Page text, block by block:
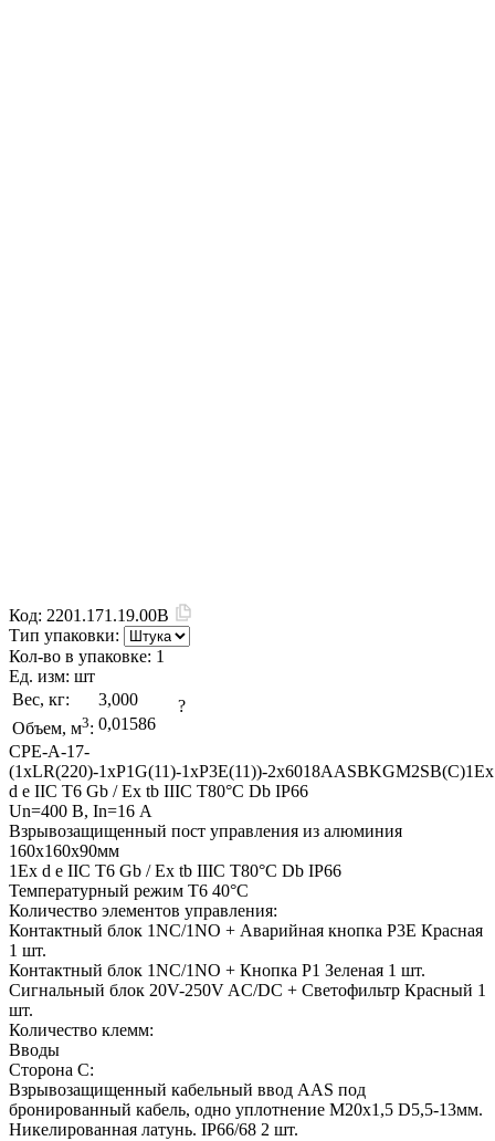
Код: 2201.171.19.00B
Тип упаковки:
Кол-во в упаковке: 1
Ед. изм: шт
Вес, кг:
3,000
Объем, м3: 0,01586
?
CPE-A-17-
(1xLR(220)-1xP1G(11)-1xP3E(11))-2x6018AASBKGM2SB(C)1Ex
d e IIC T6 Gb / Ex tb IIIC T80°C Db IP66
Un=400 В, In=16 А
Взрывозащищенный пост управления из алюминия
160x160x90мм
1Ex d e IIC T6 Gb / Ex tb IIIC T80°C Db IP66
Температурный режим T6 40°C
Количество элементов управления:
Контактный блок 1NC/1NO + Аварийная кнопка P3E Красная
1 шт.
Контактный блок 1NC/1NO + Кнопка P1 Зеленая 1 шт.
Сигнальный блок 20V-250V AC/DC + Светофильтр Красный 1
шт.
Количество клемм:
Вводы
Сторона C:
Взрывозащищенный кабельный ввод AAS под
бронированный кабель, одно уплотнение M20х1,5 D5,5-13мм.
Никелированная латунь. IP66/68 2 шт.